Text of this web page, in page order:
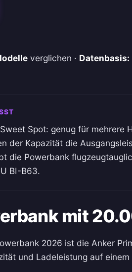
verglichen · Datenbasis:
Spot: genug für mehrere
der Kapazität die
die Powerbank
BI-B63.
mit
2026 ist die Anker
und Ladeleistung auf